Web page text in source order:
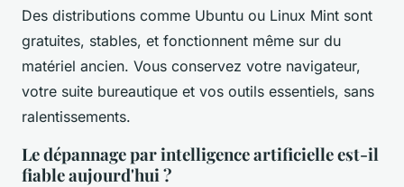
Des distributions comme Ubuntu ou Linux Mint sont
gratuites, stables, et fonctionnent même sur du
matériel ancien. Vous conservez votre navigateur,
votre suite bureautique et vos outils essentiels, sans
ralentissements.
Le dépannage par intelligence artificielle est-il
fiable aujourd'hui ?